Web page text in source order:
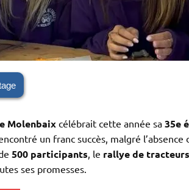
Molenbaixcélébrait cette année sa 35e
un franc succès, malgré
500 participants , le rallye de
ses promesses.